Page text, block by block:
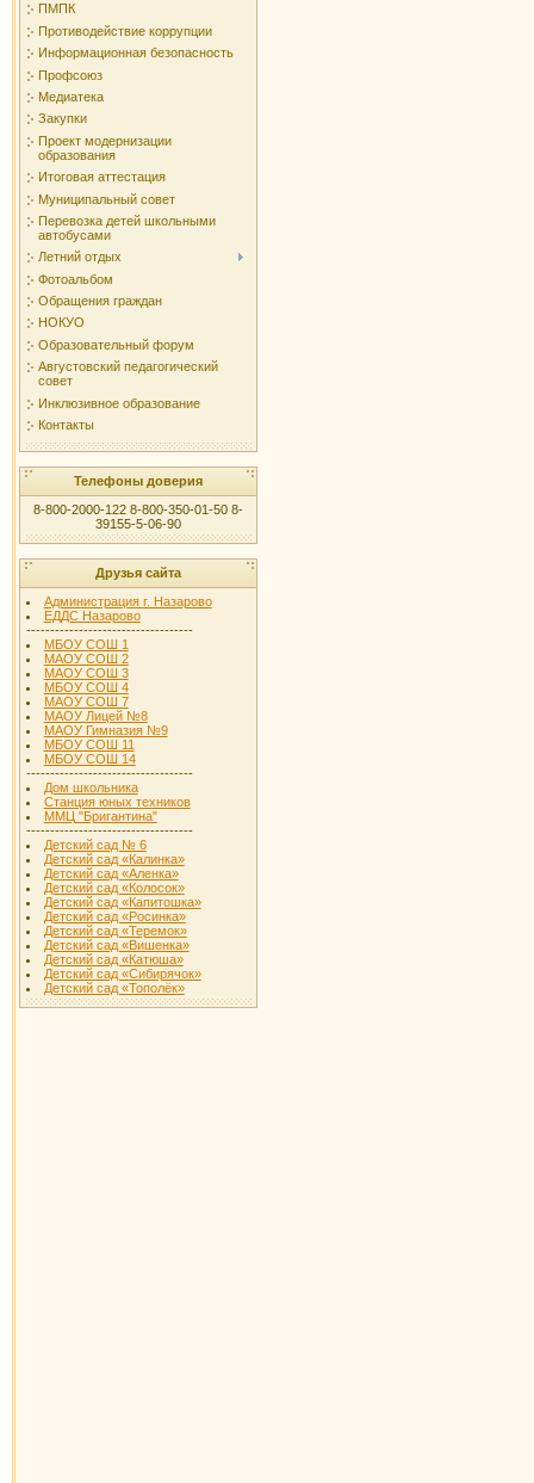
ПМПК
Противодействие коррупции
Информационная безопасность
Профсоюз
Медиатека
Закупки
Проект модернизации
образования
Итоговая аттестация
Муниципальный совет
Перевозка детей школьными
автобусами
Летний отдых
Фотоальбом
Обращения граждан
НОКУО
Образовательный форум
Августовский педагогический
совет
Инклюзивное образование
Контакты
Телефоны доверия
8-800-2000-122 8-800-350-01-50 8-
39155-5-06-90
Друзья сайта
Администрация г. Назарово
ЕДДС Назарово
-----------------------------------
МБОУ СОШ 1
МАОУ СОШ 2
МАОУ СОШ 3
МБОУ СОШ 4
МАОУ СОШ 7
МАОУ Лицей №8
МАОУ Гимназия №9
МБОУ СОШ 11
МБОУ СОШ 14
-----------------------------------
Дом школьника
Станция юных техников
ММЦ "Бригантина"
-----------------------------------
Детский сад № 6
Детский сад «Калинка»
Детский сад «Аленка»
Детский сад «Колосок»
Детский сад «Капитошка»
Детский сад «Росинка»
Детский сад «Теремок»
Детский сад «Вишенка»
Детский сад «Катюша»
Детский сад «Сибирячок»
Детский сад «Тополёк»